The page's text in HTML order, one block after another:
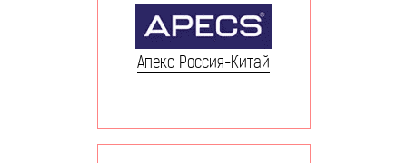
Апекс Россия-Китай